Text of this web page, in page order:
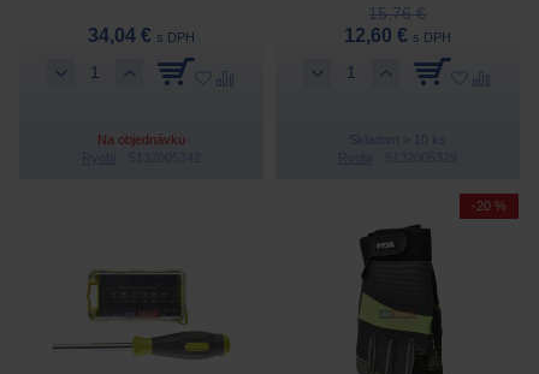
34,04 € s DPH
Na objednávku
15,76 €
12,60 € s DPH
Skladom > 10 ks
-20 %